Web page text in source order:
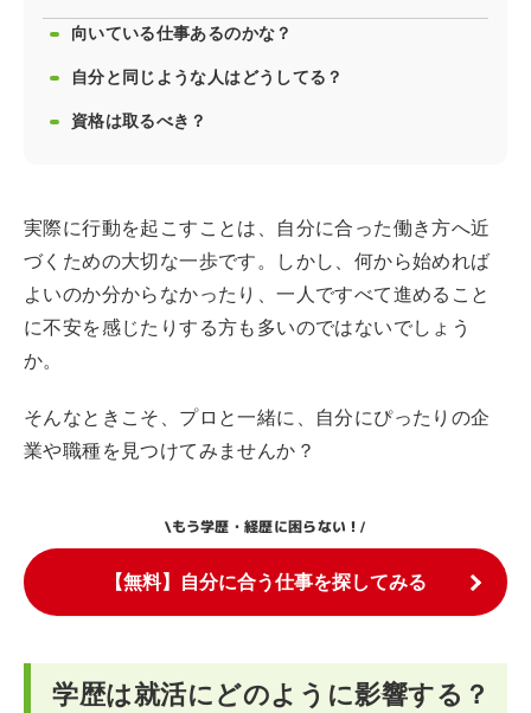
向いている仕事あるのかな？
自分と同じような人はどうしてる？
資格は取るべき？
実際に行動を起こすことは、自分に合った働き方へ近
づくための大切な一歩です。しかし、何から始めれば
よいのか分からなかったり、一人ですべて進めること
に不安を感じたりする方も多いのではないでしょう
か。
そんなときこそ、プロと一緒に、自分にぴったりの企
業や職種を見つけてみませんか？
\もう学歴・経歴に困らない！/
【無料】自分に合う仕事を探してみる
学歴は就活にどのように影響する？